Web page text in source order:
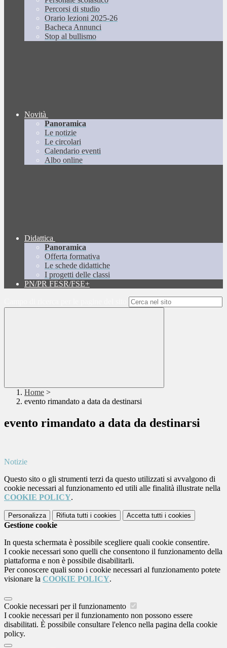
Percorsi di studio
Orario lezioni 2025-26
Bacheca Annunci
Stop al bullismo
Novità
Panoramica
Le notizie
Le circolari
Calendario eventi
Albo online
Didattica
Panoramica
Offerta formativa
Le schede didattiche
I progetti delle classi
PN/PR FESR/FSE+
Home >
evento rimandato a data da destinarsi
evento rimandato a data da destinarsi
Notizie
Questo sito o gli strumenti terzi da questo utilizzati si avvalgono di
cookie necessari al funzionamento ed utili alle finalità illustrate nella
COOKIE POLICY.
Personalizza Rifiuta tutti i cookies Accetta tutti i cookies
Gestione cookie
In questa schermata è possibile scegliere quali cookie consentire.
I cookie necessari sono quelli che consentono il funzionamento della
piattaforma e non è possibile disabilitarli.
Per conoscere quali sono i cookie necessari al funzionamento potete
visionare la COOKIE POLICY.
Cookie necessari per il funzionamento
I cookie necessari per il funzionamento non possono essere
disabilitati. È possibile consultare l'elenco nella pagina della cookie
policy.